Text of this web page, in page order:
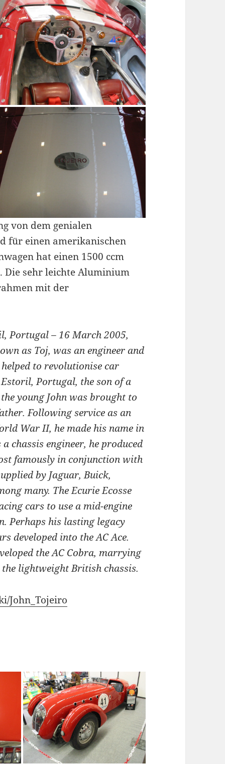
von dem genialen
für einen amerikanischen
hat einen 1500 ccm
Die sehr leichte Aluminium
mit der
Portugal – 16 March 2005,
as Toj, was an engineer and
to revolutionise car
Portugal, the son of a
young John was brought to
Following service as an
War II, he made his name in
chassis engineer, he produced
famously in conjunction with
by Jaguar, Buick,
many. The Ecurie Ecosse
cars to use a mid-engine
Perhaps his lasting legacy
developed into the AC Ace.
the AC Cobra, marrying
lightweight British chassis.
John_Tojeiro